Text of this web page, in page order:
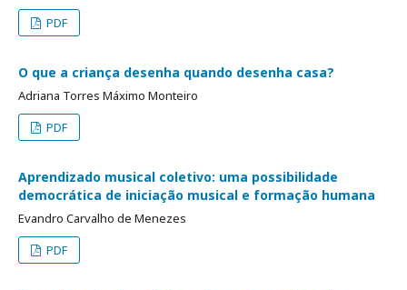
PDF
O que a criança desenha quando desenha casa?
Adriana Torres Máximo Monteiro
PDF
Aprendizado musical coletivo: uma possibilidade
democrática de iniciação musical e formação humana
Evandro Carvalho de Menezes
PDF